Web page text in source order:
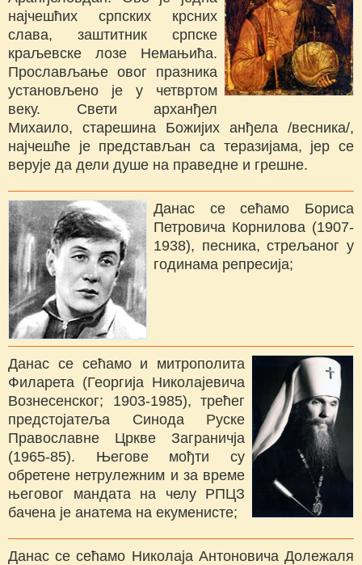
најчешћих српских крсних
слава, заштитник српске
краљевске лозе Немањића.
Прослављање овог празника
установљено је у четвртом
веку. Свети арханђел
Михаило, старешина Божијих анђела /весника/,
најчешће је представљан са теразијама, јер се
верује да дели душе на праведне и грешне.
Данас се сећамо Бориса
Петровича Корнилова (1907-
1938), песника, стрељаног у
годинама репресија;
Данас се сећамо и митрополита
Филарета (Георгија Николајевича
Вознесенског; 1903-1985), трећег
предстојатеља Синода Руске
Православне Цркве Заграничја
(1965-85). Његове мођти су
обретене нетрулежним и за време
његовог мандата на челу РПЦЗ
бачена је анатема на екуменисте;
Данас се сећамо Николаја Антоновича Долежаля